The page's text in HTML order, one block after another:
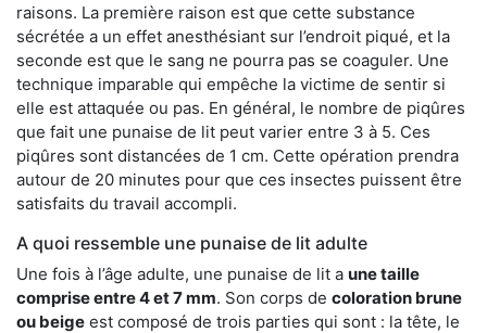
raisons. La première raison est que cette substance
sécrétée a un effet anesthésiant sur l’endroit piqué, et la
seconde est que le sang ne pourra pas se coaguler. Une
technique imparable qui empêche la victime de sentir si
elle est attaquée ou pas. En général, le nombre de piqûres
que fait une punaise de lit peut varier entre 3 à 5. Ces
piqûres sont distancées de 1 cm. Cette opération prendra
autour de 20 minutes pour que ces insectes puissent être
satisfaits du travail accompli.
A quoi ressemble une punaise de lit adulte
Une fois à l’âge adulte, une punaise de lit a une taille
comprise entre 4 et 7 mm. Son corps de coloration brune
ou beige est composé de trois parties qui sont : la tête, le